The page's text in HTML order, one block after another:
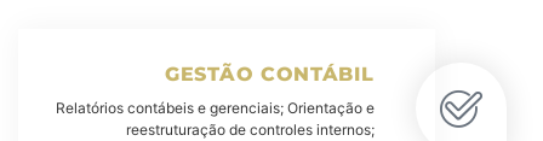
GESTÃO CONTÁBIL
Relatórios contábeis e gerenciais; Orientação e
reestruturação de controles internos;